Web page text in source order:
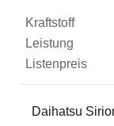
Daihatsu